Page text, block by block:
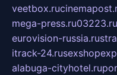
veetbox.ru
mega-press.ru03223.ru
eurovision-russia.ru
itrack-24.ru
alabuga-cityhotel.ru